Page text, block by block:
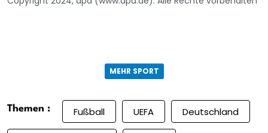
MEHR SPORT
Themen : Fußball UEFA Deutschland